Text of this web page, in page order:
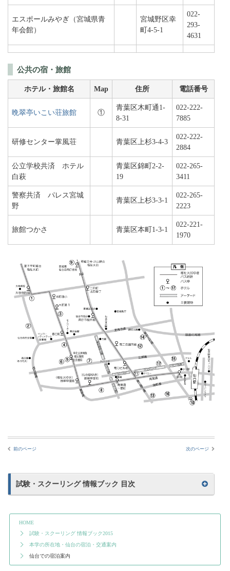
HOME
試験・スクーリング 情報ブック2015
本学の所在地・仙台の宿泊・交通案内
仙台での宿泊案内
エスポールみやぎ（宮城県青
年会館）
宮城野区幸
町4-5-1
022-
293-
4631
公共の宿・旅館
ホテル・旅館名 Map 住所 電話番号
晩翠亭いこい荘旅館 ①
青葉区木町通1-
8-31
022-222-
7885
研修センター掌風荘 青葉区上杉3-4-3
022-222-
2884
公立学校共済 ホテル
白萩
青葉区錦町2-2-
19
022-265-
3411
警察共済 パレス宮城
野
青葉区上杉3-3-1
022-265-
2223
旅館つかさ 青葉区本町1-3-1
022-221-
1970
前のページ 次のページ
試験・スクーリング 情報ブック
目次
試験・スクーリング 情報ブック 目次